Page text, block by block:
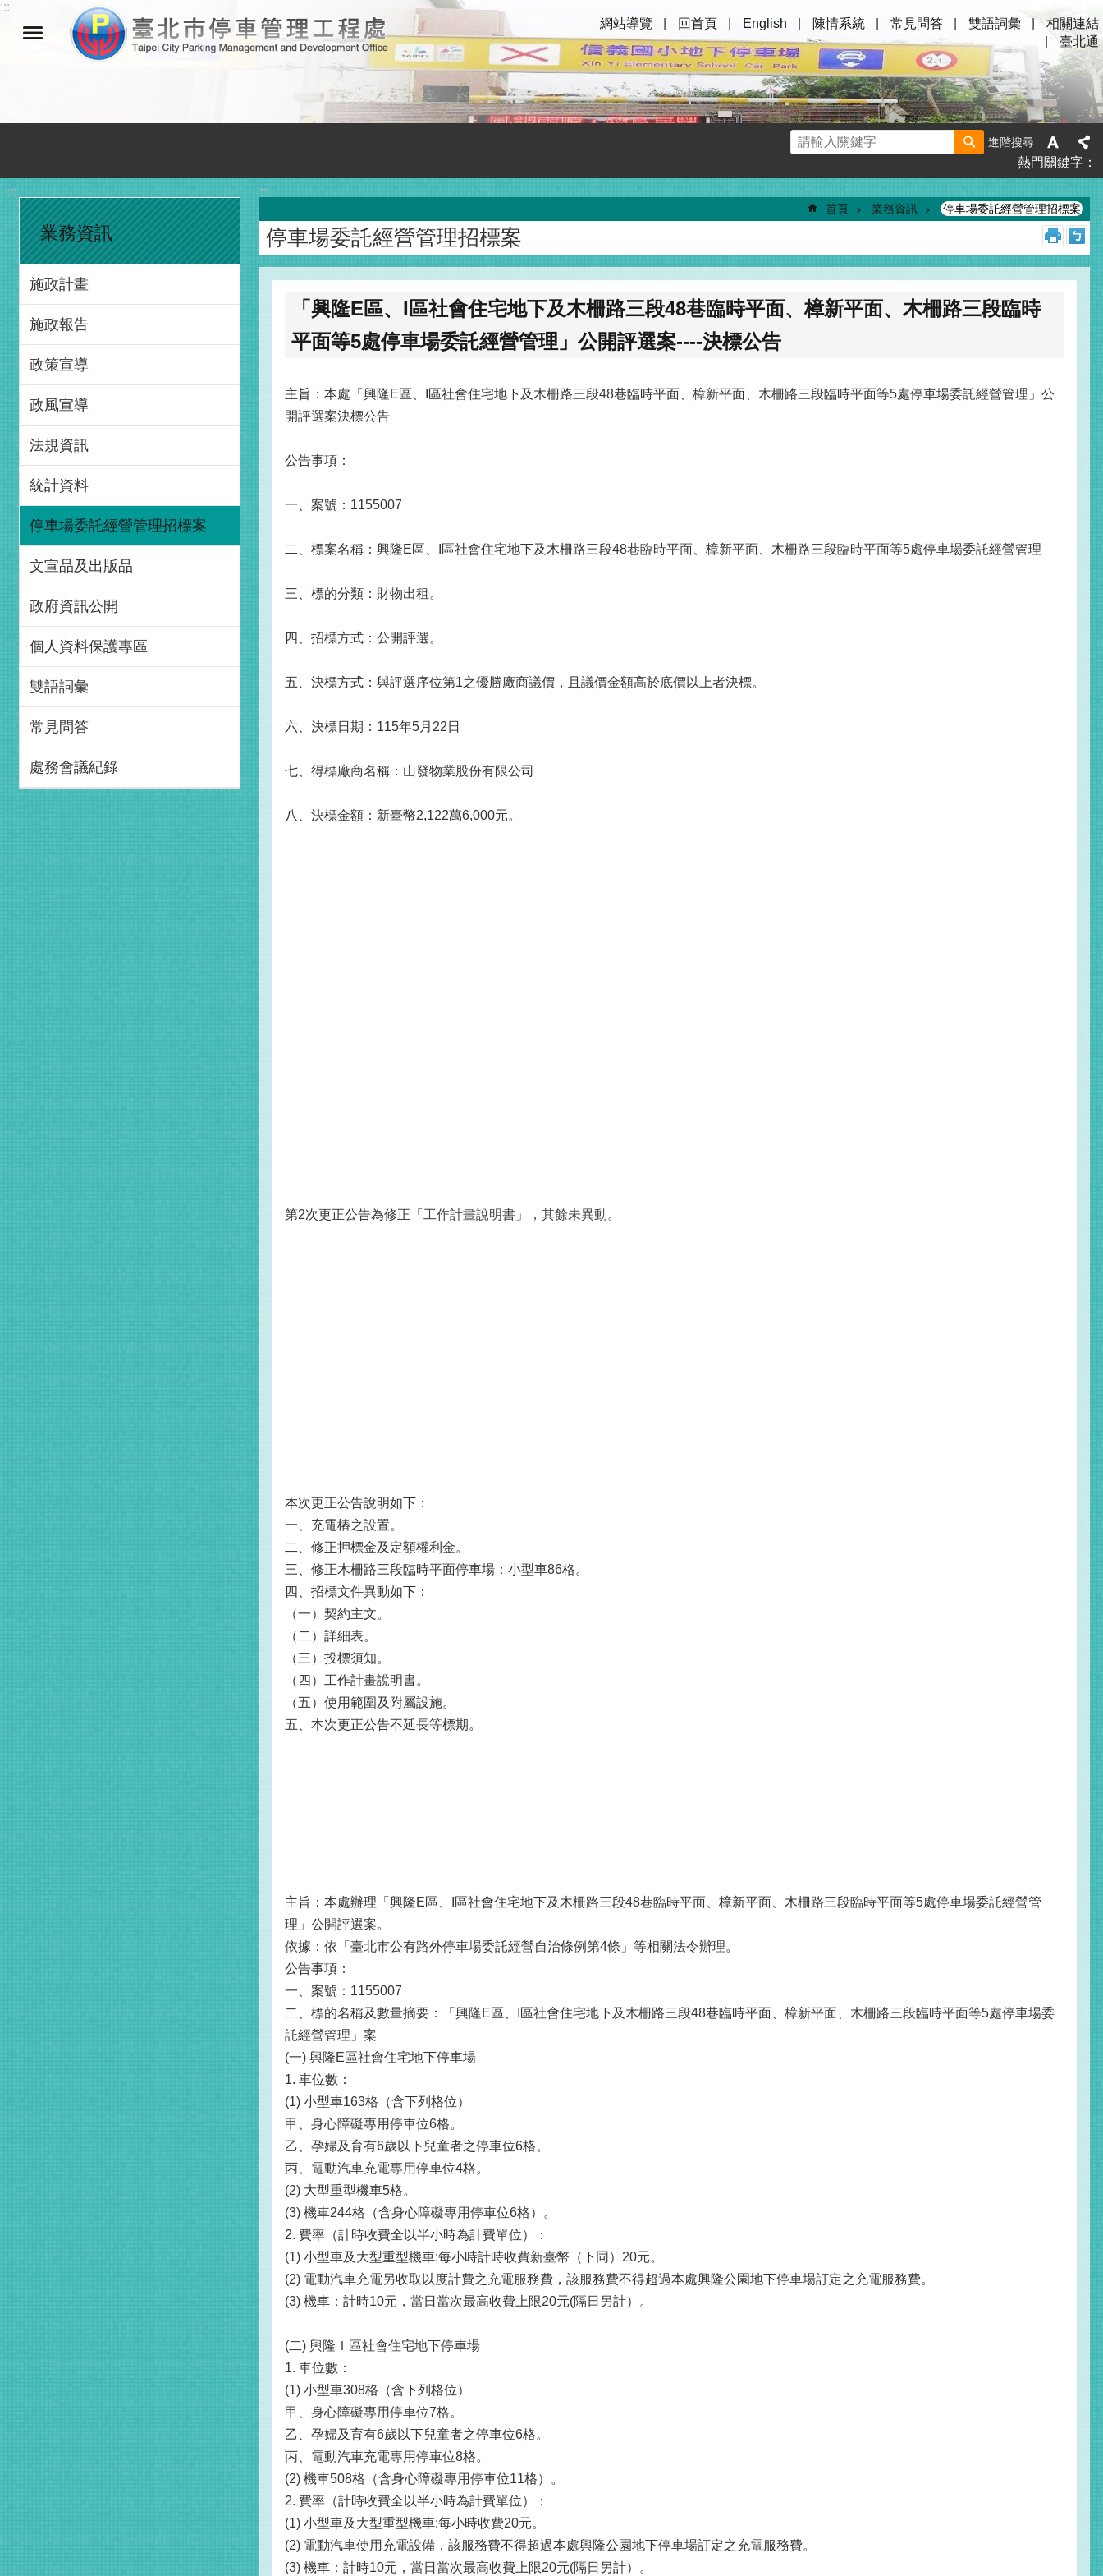
跳到主要內容區塊
:::
網站導覽
回首頁 English 陳情系統 常見問答 雙語詞彙
相關連結
臺北通
進階搜尋
熱門關鍵字
:::
業務資訊
施政計畫
施政報告
政策宣導
政風宣導
法規資訊
統計資料
停車場委託經營管理招標案
文宣品及出版品
政府資訊公開
個人資料保護專區
雙語詞彙
常見問答
處務會議紀錄
:::
首頁 業務資訊 停車場委託經營管理招標案
停車場委託經營管理招標案
「興隆E區、I區社會住宅地下及木柵路三段48巷臨時平面、樟新平面、木柵路三段臨時
平面等5處停車場委託經營管理」公開評選案----決標公告
主旨：本處「興隆E區、I區社會住宅地下及木柵路三段48巷臨時平面、樟新平面、木柵路三段臨時平面等5處停車場委託經營管理」公
開評選案決標公告
公告事項：
一、案號：1155007
二、標案名稱：興隆E區、I區社會住宅地下及木柵路三段48巷臨時平面、樟新平面、木柵路三段臨時平面等5處停車場委託經營管理
三、標的分類：財物出租。
四、招標方式：公開評選。
五、決標方式：與評選序位第1之優勝廠商議價，且議價金額高於底價以上者決標。
六、決標日期：115年5月22日
七、得標廠商名稱：山發物業股份有限公司
八、決標金額：新臺幣2,122萬6,000元。
第2次更正公告為修正「 工作計畫說明書」，其餘未異動。
本次更正公告說明如下：
一、充電樁之設置。
二、修正押標金及定額權利金。
三、修正木柵路三段臨時平面停車場：小型車86格。
四、招標文件異動如下：
（一）契約主文。
（二）詳細表。
（三）投標須知。
（四）工作計畫說明書。
（五）使用範圍及附屬設施。
五、本次更正公告不延長等標期。
主旨：本處辦理「興隆E區、I區社會住宅地下及木柵路三段48巷臨時平面、樟新平面、木柵路三段臨時平面等5處停車場委託經營管
理」公開評選案。
依據：依「臺北市公有路外停車場委託經營自治條例第4條」等相關法令辦理。
公告事項：
一、案號：1155007
二、標的名稱及數量摘要：「興隆E區、I區社會住宅地下及木柵路三段48巷臨時平面、樟新平面、木柵路三段臨時平面等5處停車場委
託經營管理」案
(一) 興隆E區社會住宅地下停車場
1. 車位數：
(1) 小型車163格（含下列格位）
甲、身心障礙專用停車位6格。
乙、孕婦及育有6歲以下兒童者之停車位6格。
丙、電動汽車充電專用停車位4格。
(2) 大型重型機車5格。
(3) 機車244格（含身心障礙專用停車位6格）。
2. 費率（計時收費全以半小時為計費單位）：
(1) 小型車及大型重型機車:每小時計時收費新臺幣（下同）20元。
(2) 電動汽車充電另收取以度計費之充電服務費，該服務費不得超過本處興隆公園地下停車場訂定之充電服務費。
(3) 機車：計時10元，當日當次最高收費上限20元(隔日另計）。
(二) 興隆Ｉ區社會住宅地下停車場
1. 車位數：
(1) 小型車308格（含下列格位）
甲、身心障礙專用停車位7格。
乙、孕婦及育有6歲以下兒童者之停車位6格。
丙、電動汽車充電專用停車位8格。
(2) 機車508格（含身心障礙專用停車位11格）。
2. 費率（計時收費全以半小時為計費單位）：
(1) 小型車及大型重型機車:每小時收費20元。
(2) 電動汽車使用充電設備，該服務費不得超過本處興隆公園地下停車場訂定之充電服務費。
(3) 機車：計時10元，當日當次最高收費上限20元(隔日另計）。